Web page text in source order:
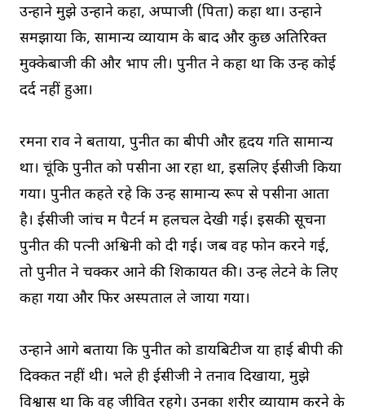
उन्होंने मुझे उन्होंने कहा, अप्पाजी (पिता) कहा था। उन्होंने
समझाया कि, सामान्य व्यायाम के बाद और कुछ अतिरिक्त
मुक्केबाजी की और भाप ली। पुनीत ने कहा था कि उन्हें कोई
दर्द नहीं हुआ।
रमना राव ने बताया, पुनीत का बीपी और हृदय गति सामान्य
था। चूंकि पुनीत को पसीना आ रहा था, इसलिए ईसीजी किया
गया। पुनीत कहते रहे कि उन्हें सामान्य रूप से पसीना आता
है। ईसीजी जांच में पैटर्न में हलचल देखी गई। इसकी सूचना
पुनीत की पत्नी अश्विनी को दी गई। जब वह फोन करने गई,
तो पुनीत ने चक्कर आने की शिकायत की। उन्हें लेटने के लिए
कहा गया और फिर अस्पताल ले जाया गया।
उन्होंने आगे बताया कि पुनीत को डायबिटीज या हाई बीपी की
दिक्कत नहीं थी। भले ही ईसीजी ने तनाव दिखाया, मुझे
विश्वास था कि वह जीवित रहेंगे। उनका शरीर व्यायाम करने के